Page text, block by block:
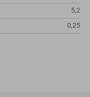
5,2
0,25